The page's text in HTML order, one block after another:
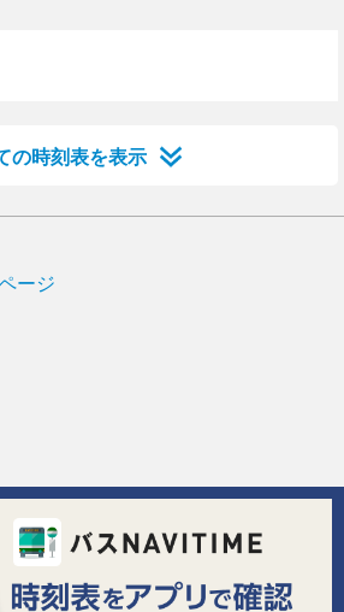
の時刻表を表示
ージ